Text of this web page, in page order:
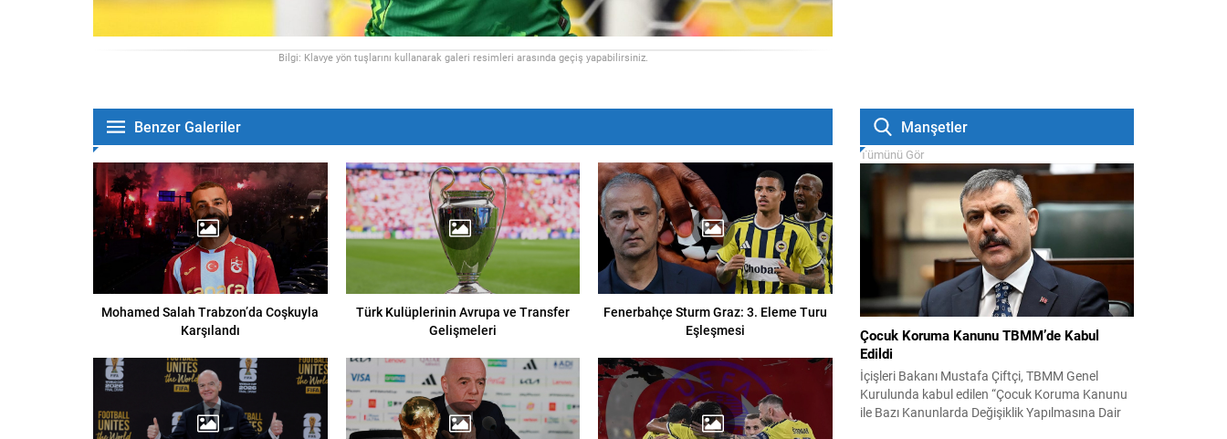
Bilgi: Klavye yön tuşlarını kullanarak galeri resimleri arasında geçiş yapabilirsiniz.
Benzer Galeriler
Mohamed Salah Trabzon’da Coşkuyla
Karşılandı
Türk Kulüplerinin Avrupa ve Transfer
Gelişmeleri
Fenerbahçe Sturm Graz: 3. Eleme Turu
Eşleşmesi
Manşetler
Tümünü Gör
Çocuk Koruma Kanunu TBMM’de Kabul
Edildi
İçişleri Bakanı Mustafa Çiftçi, TBMM Genel
Kurulunda kabul edilen “Çocuk Koruma Kanunu
ile Bazı Kanunlarda Değişiklik Yapılmasına Dair